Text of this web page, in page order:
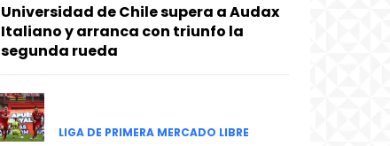
Universidad de Chile supera a Audax
Italiano y arranca con triunfo la
segunda rueda
LIGA DE PRIMERA MERCADO LIBRE